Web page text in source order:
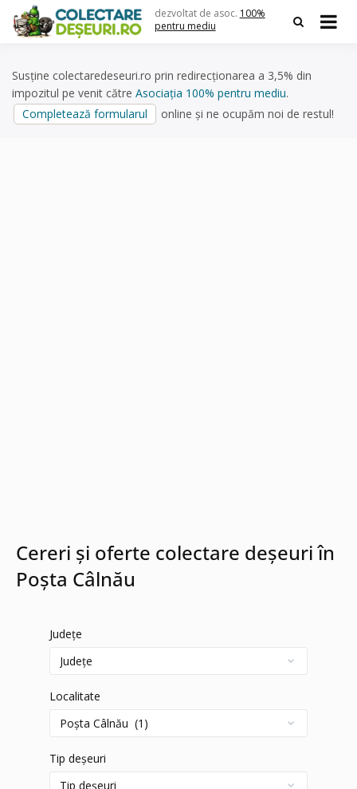
content
dezvoltat de asoc. 100%
pentru mediu
Susține colectaredeseuri.ro prin redirecționarea a 3,5% din
impozitul pe venit către Asociația 100% pentru mediu.
Completează formularul
online și ne ocupăm noi de restul!
Cereri și oferte colectare deșeuri în
Poșta Câlnău
Județe
Localitate
Tip deșeuri